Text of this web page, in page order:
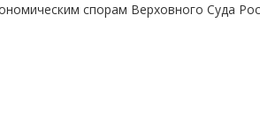
спорам Верховного Суда